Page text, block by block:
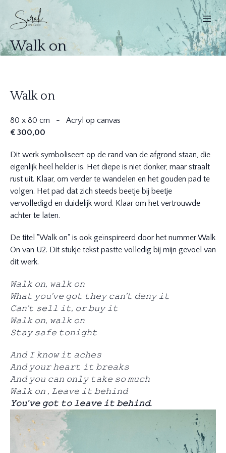
Walk on
Walk on
80 x 80 cm - Acryl op canvas
€ 300,00
Dit werk symboliseert op de rand van de afgrond staan, die
eigenlijk heel helder is. Het diepe is niet donker, maar straalt
rust uit. Klaar, om verder te wandelen en het gouden pad te
volgen. Het pad dat zich steeds beetje bij beetje
vervolledigd en duidelijk word. Klaar om het vertrouwde
achter te laten.
De titel "Walk on" is ook geïnspireerd door het nummer Walk
On van U2. Dit stukje tekst pastte volledig bij mijn gevoel van
dit werk.
𝚆𝚊𝚕𝚔 𝚘𝚗, 𝚠𝚊𝚕𝚔 𝚘𝚗
𝚆𝚑𝚊𝚝 𝚢𝚘𝚞'𝚟𝚎 𝚐𝚘𝚝 𝚝𝚑𝚎𝚢 𝚌𝚊𝚗'𝚝 𝚍𝚎𝚗𝚢 𝚒𝚝
𝙲𝚊𝚗'𝚝 𝚜𝚎𝚕𝚕 𝚒𝚝, 𝚘𝚛 𝚋𝚞𝚢 𝚒𝚝
𝚆𝚊𝚕𝚔 𝚘𝚗, 𝚠𝚊𝚕𝚔 𝚘𝚗
𝚂𝚝𝚊𝚢 𝚜𝚊𝚏𝚎 𝚝𝚘𝚗𝚒𝚐𝚑𝚝
𝙰𝚗𝚍 𝙸 𝚔𝚗𝚘𝚠 𝚒𝚝 𝚊𝚌𝚑𝚎𝚜
𝙰𝚗𝚍 𝚢𝚘𝚞𝚛 𝚑𝚎𝚊𝚛𝚝 𝚒𝚝 𝚋𝚛𝚎𝚊𝚔𝚜
𝙰𝚗𝚍 𝚢𝚘𝚞 𝚌𝚊𝚗 𝚘𝚗𝚕𝚢 𝚝𝚊𝚔𝚎 𝚜𝚘 𝚖𝚞𝚌𝚑
𝚆𝚊𝚕𝚔 𝚘𝚗 , 𝙻𝚎𝚊𝚟𝚎 𝚒𝚝 𝚋𝚎𝚑𝚒𝚗𝚍
𝚈𝚘𝚞'𝚟𝚎 𝚐𝚘𝚝 𝚝𝚘 𝚕𝚎𝚊𝚟𝚎 𝚒𝚝 𝚋𝚎𝚑𝚒𝚗𝚍.